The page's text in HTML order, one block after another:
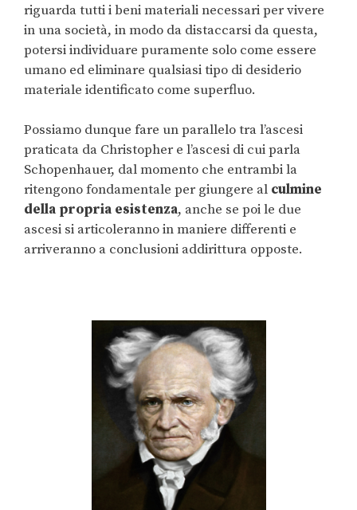
riguarda tutti i beni materiali necessari per vivere
in una società, in modo da distaccarsi da questa,
potersi individuare puramente solo come essere
umano ed eliminare qualsiasi tipo di desiderio
materiale identificato come superfluo.
Possiamo dunque fare un parallelo tra l’ascesi
praticata da Christopher e l’ascesi di cui parla
Schopenhauer, dal momento che entrambi la
ritengono fondamentale per giungere al culmine
della propria esistenza, anche se poi le due
ascesi si articoleranno in maniere differenti e
arriveranno a conclusioni addirittura opposte.